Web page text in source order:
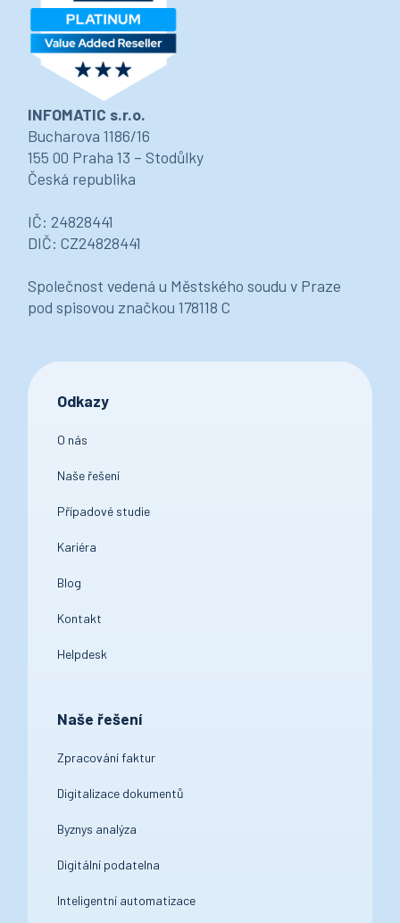
INFOMATIC s.r.o.
Bucharova 1186/16
155 00 Praha 13 – Stodůlky
Česká republika
IČ: 24828441
DIČ: CZ24828441
Společnost vedená u Městského soudu v Praze
pod spisovou značkou 178118 C
Odkazy
O nás
Naše řešení
Případové studie
Kariéra
Blog
Kontakt
Helpdesk
Naše řešení
Zpracování faktur
Digitalizace dokumentů
Byznys analýza
Digitální podatelna
Inteligentní automatizace